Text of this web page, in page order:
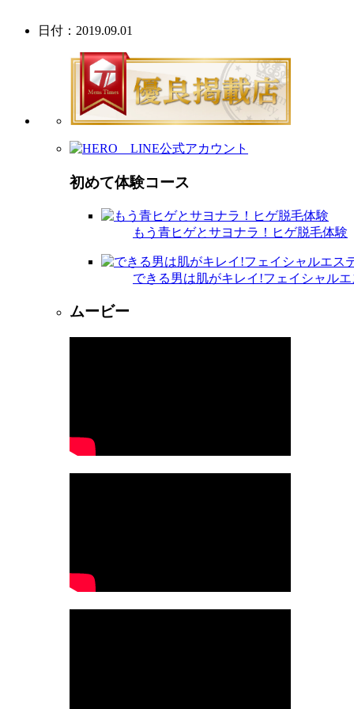
日付：2019.09.01
初めて体験コース
もう青ヒゲとサヨナラ！ヒゲ脱毛体験
できる男は肌がキレイ!フェイシャル
ムービー